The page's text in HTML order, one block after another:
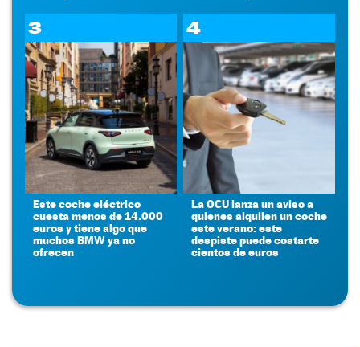
3
Este coche eléctrico
cuesta menos de 14.000
euros y tiene algo que
muchos BMW ya no
ofrecen
4
La OCU lanza un aviso a
quienes alquilen un coche
este verano: este
despiste puede costarte
cientos de euros